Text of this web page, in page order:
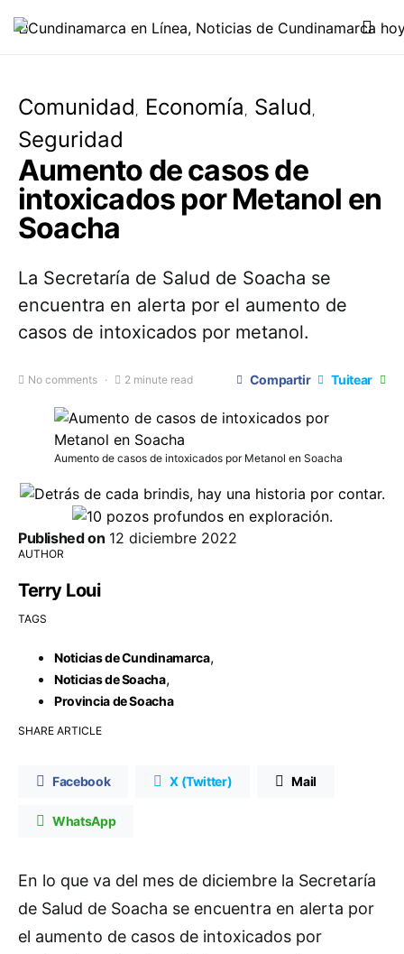
Comunidad Economía Salud
Seguridad
Aumento de casos de
intoxicados por Metanol en
Soacha
La Secretaría de Salud de Soacha se
encuentra en alerta por el aumento de
casos de intoxicados por metanol.
No comments 2 minute read Compartir Tuitear
Aumento de casos de intoxicados por Metanol en Soacha
Published on 12 diciembre 2022
AUTHOR
Terry Loui
TAGS
Noticias de Cundinamarca,
Noticias de Soacha,
Provincia de Soacha
SHARE ARTICLE
Facebook X (Twitter) Mail
WhatsApp
En lo que va del mes de diciembre la Secretaría
de Salud de Soacha se encuentra en alerta por
el aumento de casos de intoxicados por